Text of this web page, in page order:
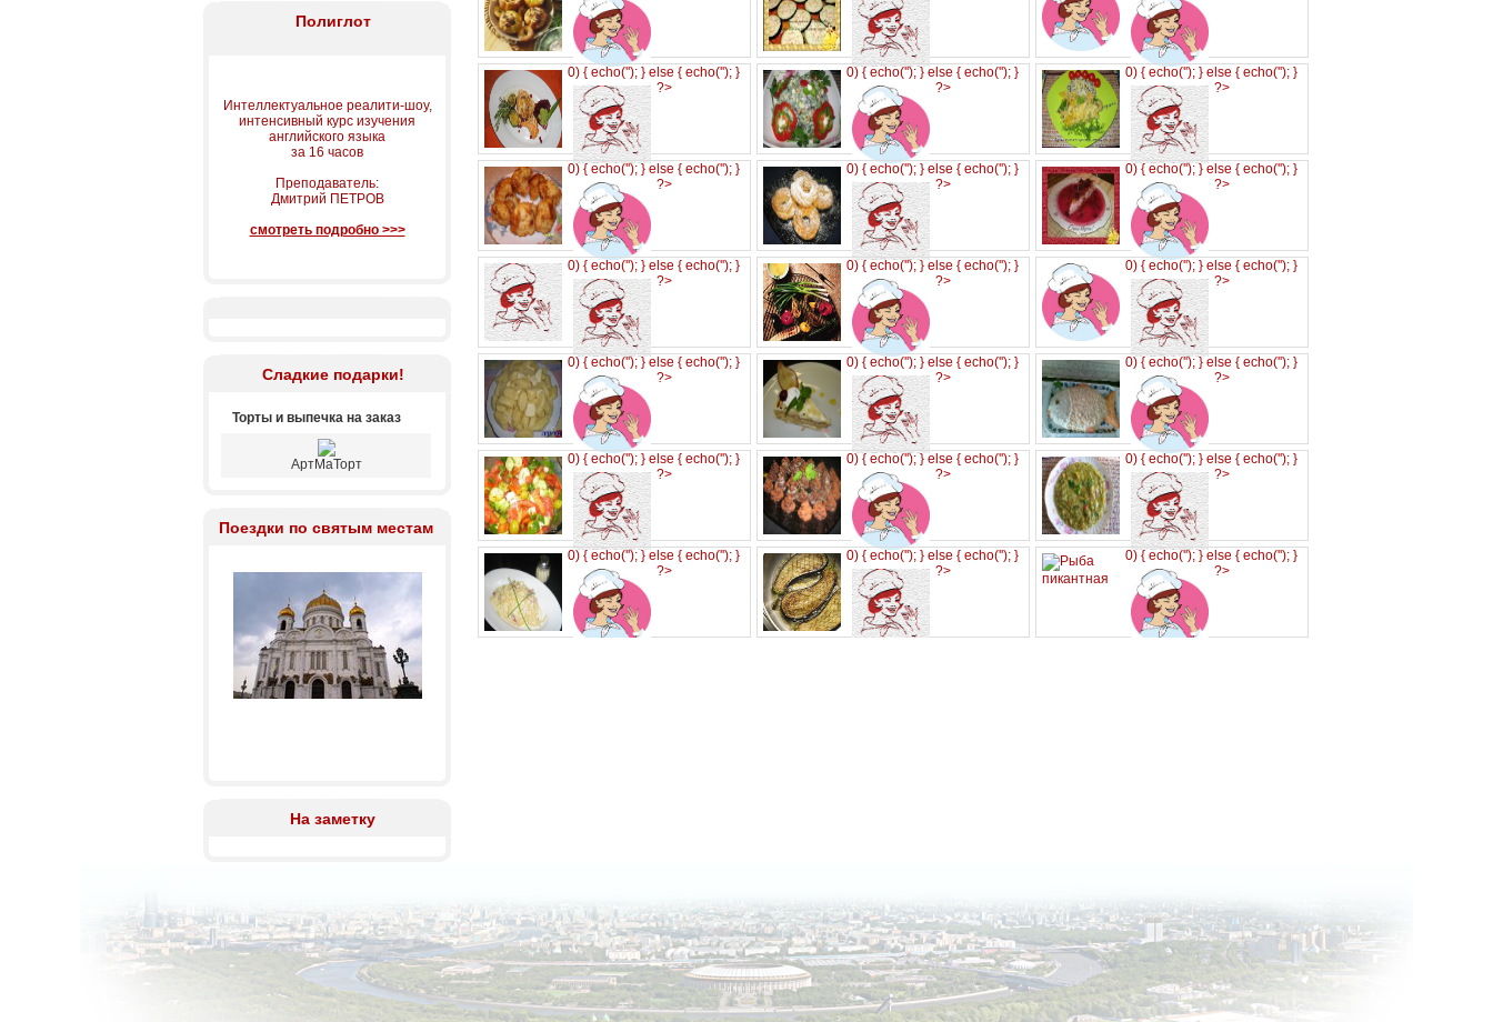
Полиглот
Интеллектуальное реалити-шоу,
интенсивный курс изучения
английского языка
за 16 часов
Преподаватель:
Дмитрий ПЕТРОВ
смотреть подробно >>>
Сладкие подарки!
Торты и выпечка на заказ
АртМаТорт
Поездки по святым местам
На заметку
0) { echo(''); } else { echo(''); }
?>
0) { echo(''); } else { echo(''); }
?>
0) { echo(''); } else { echo(''); }
?>
0) { echo(''); } else { echo(''); }
?>
0) { echo(''); } else { echo(''); }
?>
0) { echo(''); } else { echo(''); }
?>
0) { echo(''); } else { echo(''); }
?>
0) { echo(''); } else { echo(''); }
?>
0) { echo(''); } else { echo(''); }
?>
0) { echo(''); } else { echo(''); }
?>
0) { echo(''); } else { echo(''); }
?>
0) { echo(''); } else { echo(''); }
?>
0) { echo(''); } else { echo(''); }
?>
0) { echo(''); } else { echo(''); }
?>
0) { echo(''); } else { echo(''); }
?>
0) { echo(''); } else { echo(''); }
?>
0) { echo(''); } else { echo(''); }
?>
0) { echo(''); } else { echo(''); }
?>